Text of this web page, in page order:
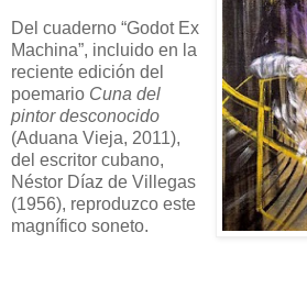
Del cuaderno “Godot Ex
Machina”, incluido en la
reciente edición del
poemario Cuna del
pintor desconocido
(Aduana Vieja, 2011),
del escritor cubano,
Néstor Díaz de Villegas
(1956), reproduzco este
magnífico soneto.